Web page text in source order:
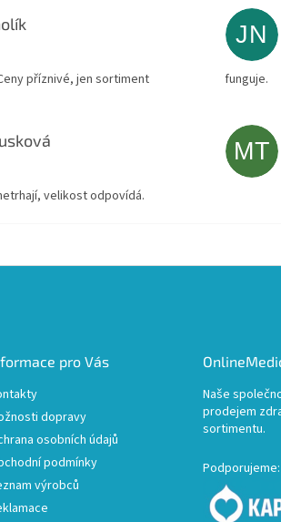
je 4 z 5 hvězdiček.
příznivé, jen sortiment
JN
funguje.
je 5 z 5 hvězdiček.
velikost odpovídá.
MT
pro Vás
dopravy
osobních údajů
podmínky
výrobců
Naše
prodejem
sortimentu.
Podporujeme: